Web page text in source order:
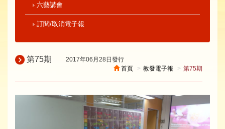
六藝講會
訂閱/取消電子報
第75期
2017年06月28日發行
首頁
教發電子報 第75期